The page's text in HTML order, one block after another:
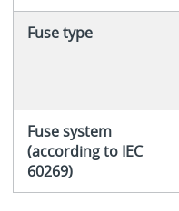
Fuse type
Fuse system
(according to IEC
60269)